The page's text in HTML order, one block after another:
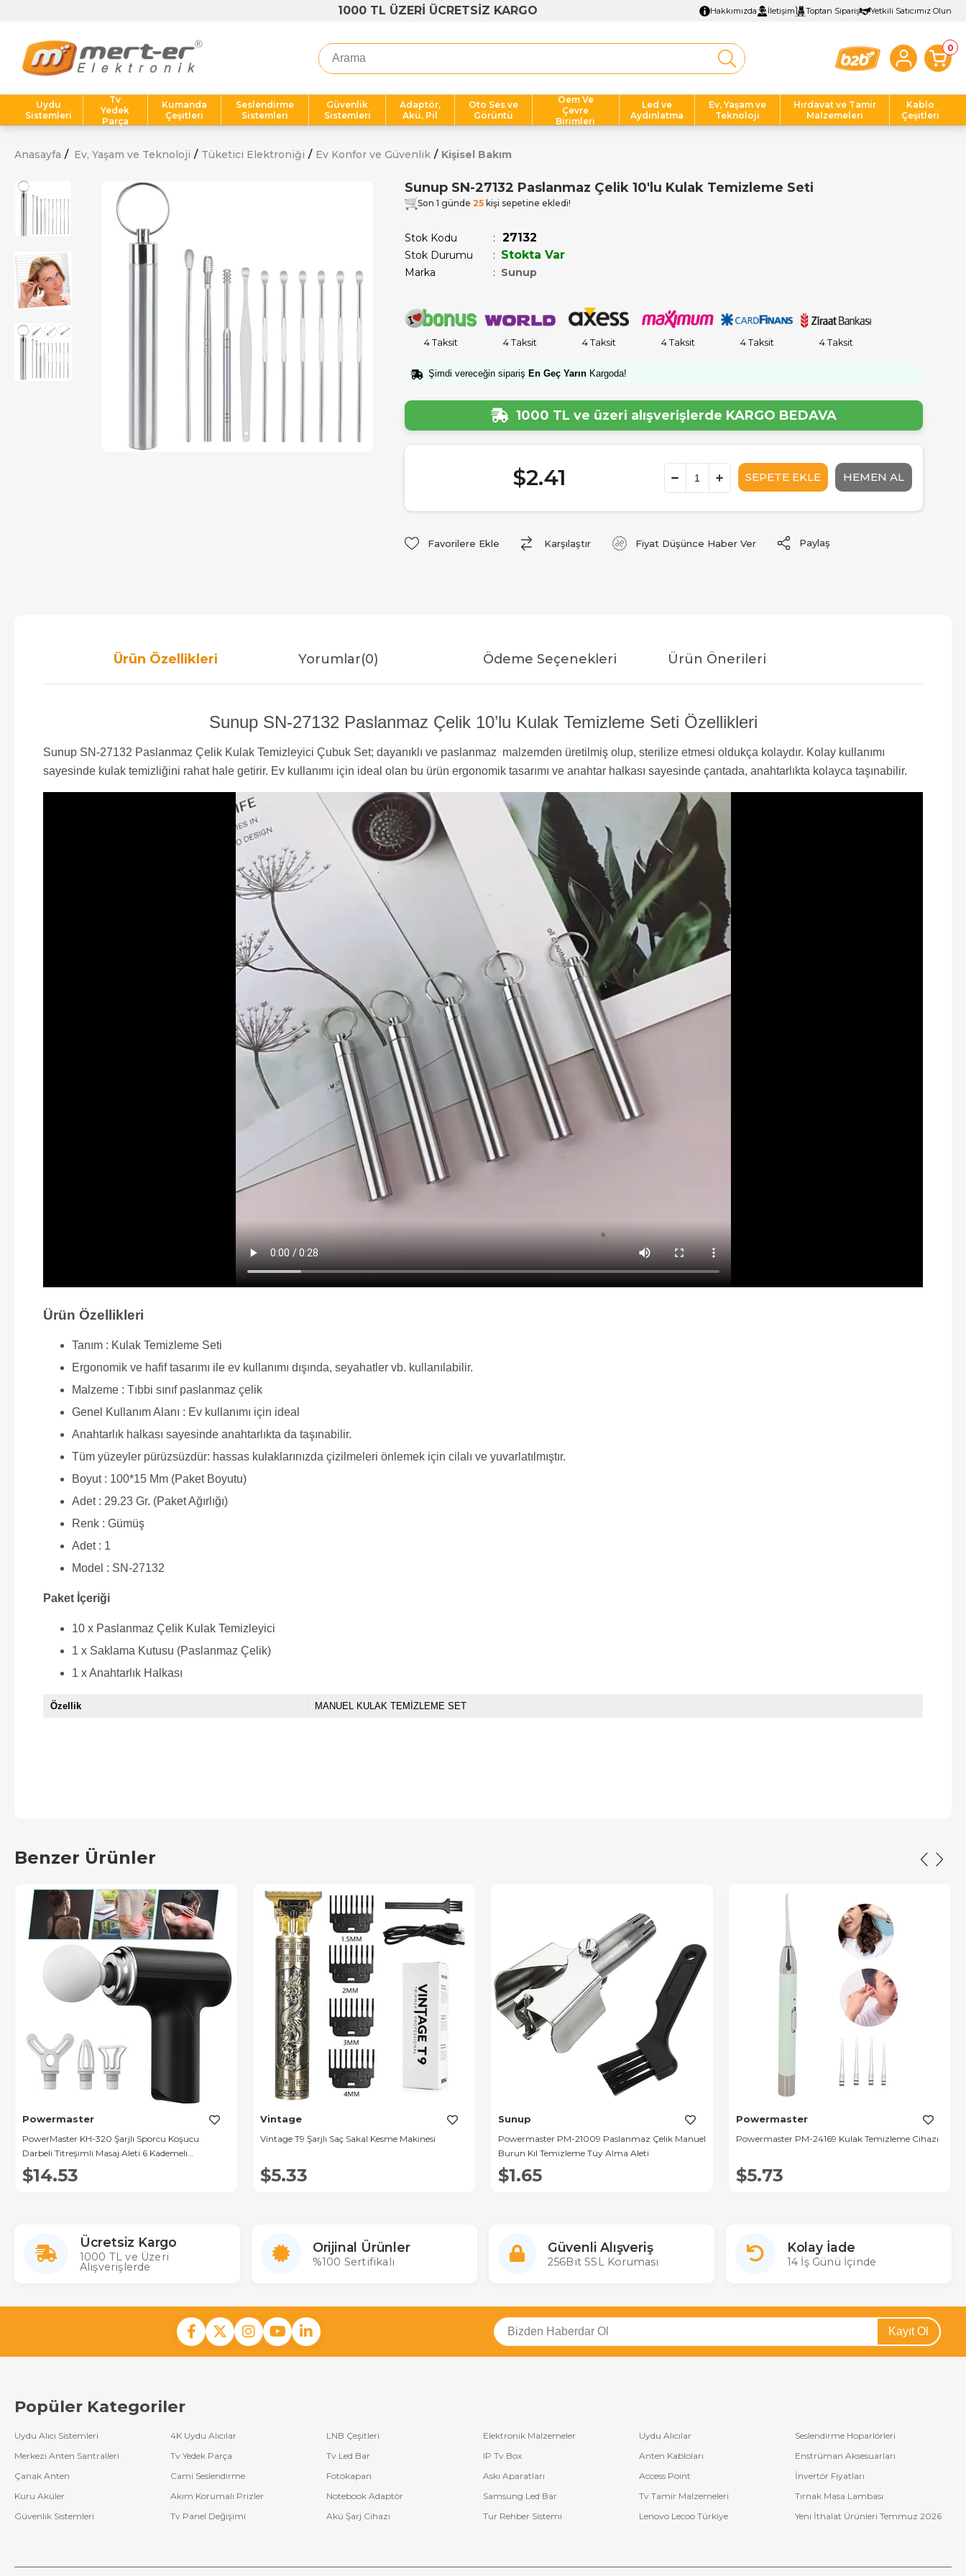
1000 TL ÜZERİ ÜCRETSİZ KARGO Hakkımızda İletişim Toptan Sipariş Yetkili Satıcımız Olun
0
Uydu
Sistemleri
Tv
Yedek
Parça
Kumanda
Çeşitleri
Seslendirme
Sistemleri
Güvenlik
Sistemleri
Adaptör,
Akü, Pil
Oto Ses ve
Görüntü
Oem Ve
Çevre
Birimleri
Led ve
Aydınlatma
Ev, Yaşam ve
Teknoloji
Hırdavat ve Tamir
Malzemeleri
Kablo
Çeşitleri
Anasayfa Ev, Yaşam ve Teknoloji Tüketici Elektroniği Ev Konfor ve Güvenlik Kişisel Bakım
Sunup SN-27132 Paslanmaz Çelik 10'lu Kulak Temizleme Seti
Son 1 günde 25 kişi sepetine ekledi!
Stok Kodu 27132
Stok Durumu : Stokta Var
Marka : Sunup
4 Taksit 4 Taksit 4 Taksit 4 Taksit 4 Taksit 4 Taksit
Şimdi vereceğin sipariş En Geç Yarın Kargoda!
1000 TL ve üzeri alışverişlerde KARGO BEDAVA
$2.41
Favorilere Ekle Karşılaştır Fiyat Düşünce Haber Ver Paylaş
Ürün Özellikleri Yorumlar(0) Ödeme Seçenekleri Ürün Önerileri
Sunup SN-27132 Paslanmaz Çelik 10’lu Kulak Temizleme Seti Özellikleri
Sunup SN-27132 Paslanmaz Çelik Kulak Temizleyici Çubuk Set; dayanıklı ve paslanmaz malzemden üretilmiş olup, sterilize etmesi oldukça kolaydır. Kolay kullanımı
sayesinde kulak temizliğini rahat hale getirir. Ev kullanımı için ideal olan bu ürün ergonomik tasarımı ve anahtar halkası sayesinde çantada, anahtarlıkta kolayca taşınabilir.
Ürün Özellikleri
Tanım : Kulak Temizleme Seti
Ergonomik ve hafif tasarımı ile ev kullanımı dışında, seyahatler vb. kullanılabilir.
Malzeme : Tıbbi sınıf paslanmaz çelik
Genel Kullanım Alanı : Ev kullanımı için ideal
Anahtarlık halkası sayesinde anahtarlıkta da taşınabilir.
Tüm yüzeyler pürüzsüzdür: hassas kulaklarınızda çizilmeleri önlemek için cilalı ve yuvarlatılmıştır.
Boyut : 100*15 Mm (Paket Boyutu)
Adet : 29.23 Gr. (Paket Ağırlığı)
Renk : Gümüş
Adet : 1
Model : SN-27132
Paket İçeriği
10 x Paslanmaz Çelik Kulak Temizleyici
1 x Saklama Kutusu (Paslanmaz Çelik)
1 x Anahtarlık Halkası
Özellik MANUEL KULAK TEMİZLEME SET
Benzer Ürünler
Powermaster
PowerMaster KH-320 Şarjlı Sporcu Koşucu
Darbeli Titreşimli Masaj Aleti 6 Kademeli
2000mAh
$14.53
Vintage
Vintage T9 Şarjlı Saç Sakal Kesme Makinesi
$5.33
Sunup
Powermaster PM-21009 Paslanmaz Çelik Manuel
Burun Kıl Temizleme Tüy Alma Aleti
$1.65
Powermaster
Powermaster PM-24169 Kulak Temizleme Cihazı
$5.73
Ücretsiz Kargo
1000 TL ve Üzeri
Alışverişlerde
Orijinal Ürünler
%100 Sertifikalı
Güvenli Alışveriş
256Bit SSL Koruması
Kolay İade
14 İş Günü İçinde
Kayıt Ol
Popüler Kategoriler
Uydu Alıcı Sistemleri 4K Uydu Alıcılar LNB Çeşitleri Elektronik Malzemeler Uydu Alıcılar
Seslendirme Hoparlörleri
Merkezi Anten Santralleri
Tv Yedek Parça Tv Led Bar IP Tv Box Anten Kabloları
Enstrüman Aksesuarları
Çanak Anten
Cami Seslendirme Fotokapan Askı Aparatları Access Point
İnvertör Fiyatları
Kuru Aküler
Akım Korumalı Prizler Notebook Adaptör Samsung Led Bar Tv Tamir Malzemeleri
Tırnak Masa Lambası
Güvenlik Sistemleri
Tv Panel Değişimi Akü Şarj Cihazı Tur Rehber Sistemi Lenovo Lecoo Türkiye Yeni İthalat Ürünleri Temmuz 2026